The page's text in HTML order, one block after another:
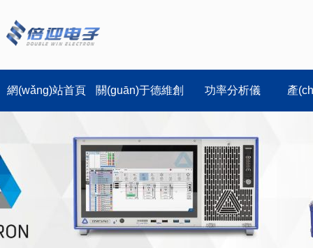
網(wǎng)站首頁 關(guān)于德維創 功率分析儀 產